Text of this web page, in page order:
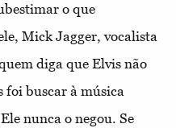
o que
Mick Jagger, vocalista
diga que Elvis não
foi buscar à música
nunca o negou. Se